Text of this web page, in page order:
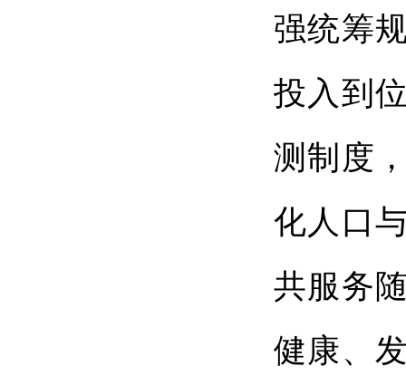
强统筹
投入到
测制度
化人口
共服务
健康、